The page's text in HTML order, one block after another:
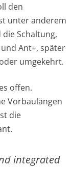
den
unter anderem
Schaltung,
Ant+, später
umgekehrt.
offen.
Vorbaulängen
die
integrated